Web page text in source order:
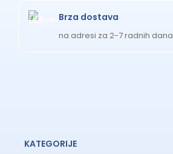
Brza dostava
na adresi za 2-7 radnih dana
KATEGORIJE